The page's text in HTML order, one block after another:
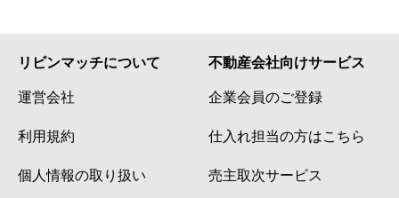
リビンマッチについて
運営会社
利用規約
個人情報の取り扱い
不動産会社向けサービス
企業会員のご登録
仕入れ担当の方はこちら
売主取次サービス